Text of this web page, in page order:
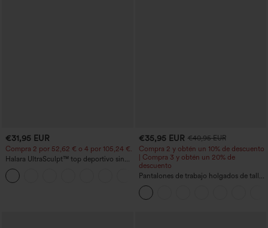
€31,95 EUR
Compra 2 por 52,62 € o 4 por 105,24 €.
Halara UltraSculpt™ top deportivo sin
mangas con escote redondo y bajo
curvo
+11
€35,95 EUR €40,95 EUR
Compra 2 y obtén un 10% de descuento
| Compra 3 y obtén un 20% de
descuento
Pantalones de trabajo holgados de talle
medio con bolsillos y pernera estilo
barril